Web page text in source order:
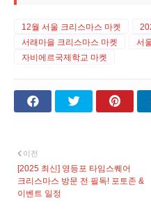
12월 서울 크리스마스 마켓
서래마을 크리스마스 마켓
서
자비에르국제학교 마켓
이전
[2025 최신] 영등포 타임스퀘어
크리스마스 방문 전 필독! 포토존 &
이벤트 일정